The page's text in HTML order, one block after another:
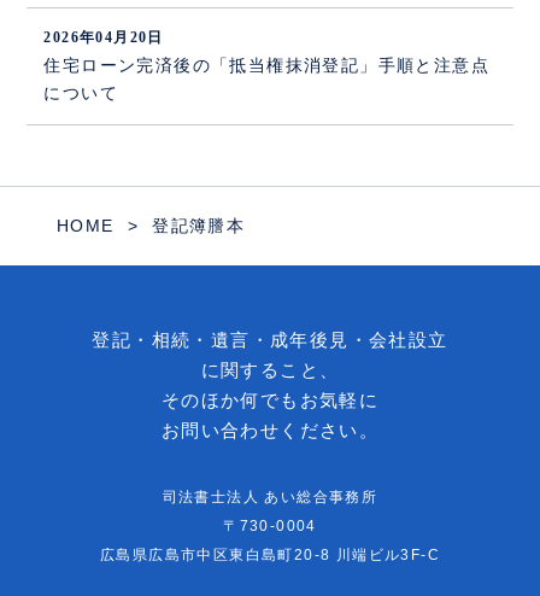
2026年04月20日
住宅ローン完済後の「抵当権抹消登記」手順と注意点
について
HOME 登記簿謄本
登記・相続・遺言・成年後見・会社設立
に関すること、
そのほか何でもお気軽に
お問い合わせください。
司法書士法人 あい総合事務所
〒730-0004
広島県広島市中区東白島町20-8 川端ビル3F-C